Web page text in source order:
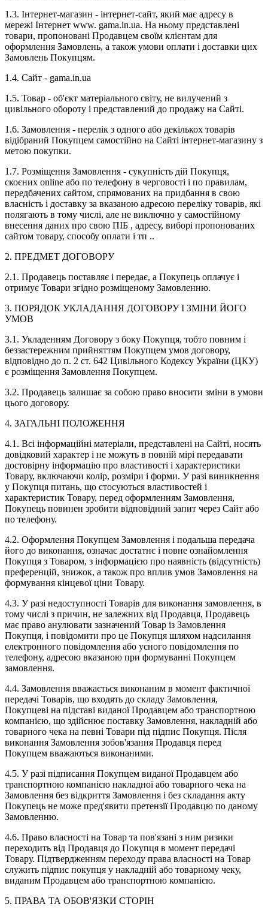
1.3. Інтернет-магазин - інтернет-сайт, який має адресу в
мережі Інтернет www. gama.in.ua. На ньому представлені
товари, пропоновані Продавцем своїм клієнтам для
оформлення Замовлень, а також умови оплати і доставки цих
Замовлень Покупцям.
1.4. Сайт - gama.in.ua
1.5. Товар - об'єкт матеріального світу, не вилучений з
цивільного обороту і представлений до продажу на Сайті.
1.6. Замовлення - перелік з одного або декількох товарів
відібраний Покупцем самостійно на Сайті інтернет-магазину з
метою покупки.
1.7. Розміщення Замовлення - сукупність дій Покупця,
скоєних online або по телефону в черговості і по правилам,
передбачених сайтом, спрямованих на придбання в свою
власність і доставку за вказаною адресою переліку товарів, які
полягають в тому числі, але не виключно у самостійному
внесення даних про свою ПІБ , адресу, виборі пропонованих
сайтом товару, способу оплати і тп ..
2. ПРЕДМЕТ ДОГОВОРУ
2.1. Продавець поставляє і передає, а Покупець оплачує і
отримує Товари згідно розміщеному Замовленню.
3. ПОРЯДОК УКЛАДАННЯ ДОГОВОРУ І ЗМІНИ ЙОГО
УМОВ
3.1. Укладенням Договору з боку Покупця, тобто повним і
беззастережним прийняттям Покупцем умов договору,
відповідно до п. 2 ст. 642 Цивільного Кодексу України (ЦКУ)
є розміщення Замовлення Покупцем.
3.2. Продавець залишає за собою право вносити зміни в умови
цього договору.
4. ЗАГАЛЬНІ ПОЛОЖЕННЯ
4.1. Всі інформаційні матеріали, представлені на Сайті, носять
довідковий характер і не можуть в повній мірі передавати
достовірну інформацію про властивості і характеристики
Товару, включаючи колір, розміри і форми. У разі виникнення
у Покупця питань, що стосуються властивостей і
характеристик Товару, перед оформленням Замовлення,
Покупець повинен зробити відповідний запит через Сайт або
по телефону.
4.2. Оформлення Покупцем Замовлення і подальша передача
його до виконання, означає достатнє і повне ознайомлення
Покупця з Товаром, з інформацією про наявність (відсутність)
преференцій, знижок, а також про вплив умов Замовлення на
формування кінцевої ціни Товару.
4.3. У разі недоступності Товарів для виконання замовлення, в
тому числі з причин, не залежних від Продавця, Продавець
має право анулювати зазначений Товар із Замовлення
Покупця, і повідомити про це Покупця шляхом надсилання
електронного повідомлення або усного повідомлення по
телефону, адресою вказаною при формуванні Покупцем
замовлення.
4.4. Замовлення вважається виконаним в момент фактичної
передачі Товарів, що входять до складу Замовлення,
Покупцеві на підставі виданої Продавцем або транспортною
компанією, що здійснює поставку Замовлення, накладній або
товарного чека на певні Товари під підпис Покупця. Після
виконання Замовлення зобов'язання Продавця перед
Покупцем вважаються виконаними.
4.5. У разі підписання Покупцем виданої Продавцем або
транспортною компанією накладної або товарного чека на
Замовлення без відкриття Замовлення і без складання акту
Покупець не може пред'явити претензії Продавцю по даному
Замовленню.
4.6. Право власності на Товар та пов'язані з ним ризики
переходить від Продавця до Покупця в момент передачі
Товару. Підтвердженням переходу права власності на Товар
служить підпис покупця у накладній або товарному чеку,
виданим Продавцем або транспортною компанією.
5. ПРАВА ТА ОБОВ'ЯЗКИ СТОРІН